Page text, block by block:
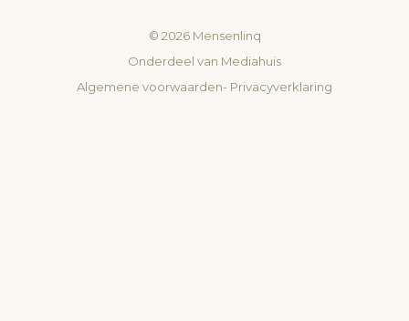
© 2026Mensenlinq
Onderdeel van Mediahuis
Algemene voorwaarden- Privacyverklaring